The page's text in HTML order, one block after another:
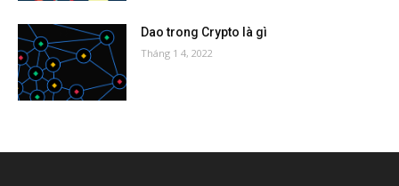
Dao trong Crypto là gì
Tháng 1 4, 2022